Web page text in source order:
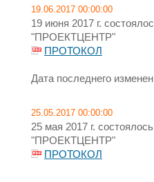
19.06.2017 00:00:00
19 июня 2017 г.
"ПРОЕКТЦЕНТР"
ПРОТОКОЛ
Дата последнего
25.05.2017 00:00:00
25 мая 2017 г.
"ПРОЕКТЦЕНТР"
ПРОТОКОЛ